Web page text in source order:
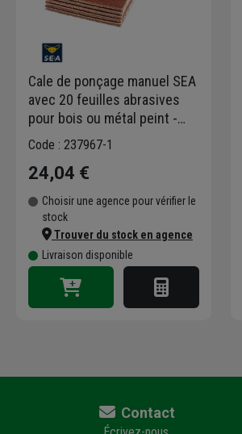
Cale de ponçage manuel SEA
avec 20 feuilles abrasives
pour bois ou métal peint -
72x123mm - grain 40, 80 et
120
Code : 237967-1
24,04 €
Choisir une agence pour vérifier le
stock
Trouver du stock en agence
Livraison disponible
Contact